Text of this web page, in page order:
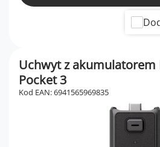
Uchwyt z akumulatorem
Pocket 3
Kod EAN: 6941565969835